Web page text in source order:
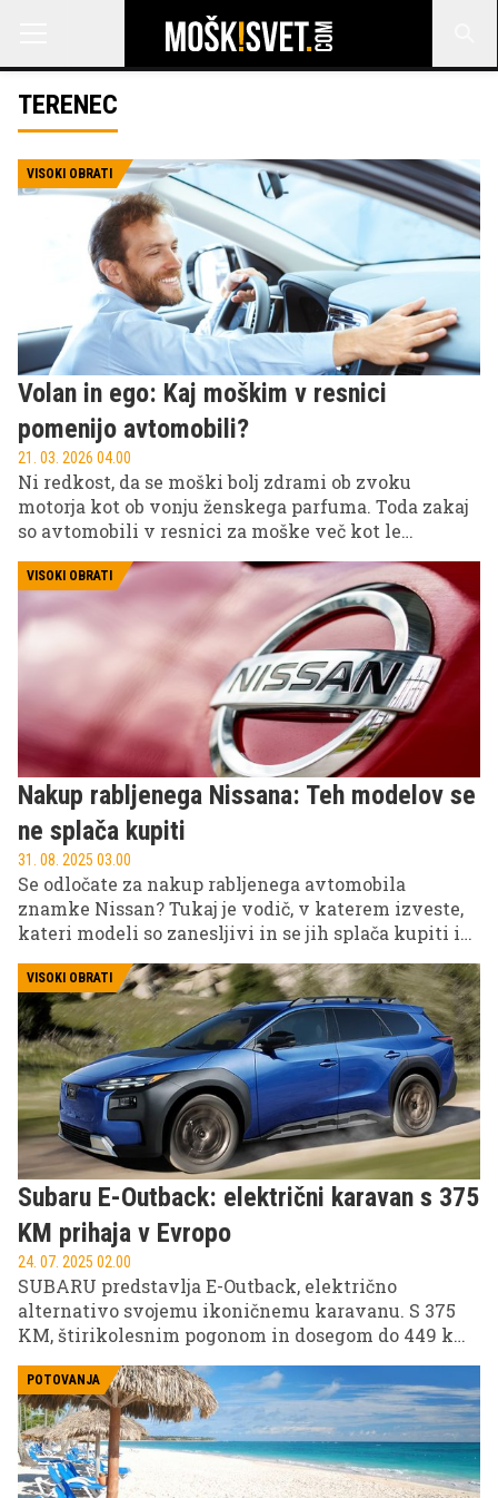
TERENEC
VISOKI OBRATI
Volan in ego: Kaj moškim v resnici
pomenijo avtomobili?
21. 03. 2026 04.00
Ni redkost, da se moški bolj zdrami ob zvoku
motorja kot ob vonju ženskega parfuma. Toda zakaj
so avtomobili v resnici za moške več kot le
zvoku ali gre za nekaj globljega, morda celo
osebnega?
VISOKI OBRATI
Nakup rabljenega Nissana: Teh modelov se
ne splača kupiti
31. 08. 2025 03.00
Se odločate za nakup rabljenega avtomobila
znamke Nissan? Tukaj je vodič, v katerem izveste,
kateri modeli so zanesljivi in se jih splača kupiti in
katerih ne.
VISOKI OBRATI
Subaru E-Outback: električni karavan s 375
KM prihaja v Evropo
24. 07. 2025 02.00
SUBARU predstavlja E-Outback, električno
alternativo svojemu ikoničnemu karavanu. S 375
KM, štirikolesnim pogonom in dosegom do 449 km
bo v Evropi na voljo naslednje leto po ameriški
premieri.
POTOVANJA